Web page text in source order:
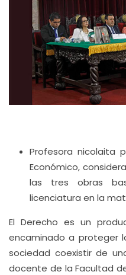
Profesora nicolaita
Económico,
las tres obras
licenciatura en la
El Derecho es un
encaminado a proteger
sociedad coexistir de
docente de la Facultad